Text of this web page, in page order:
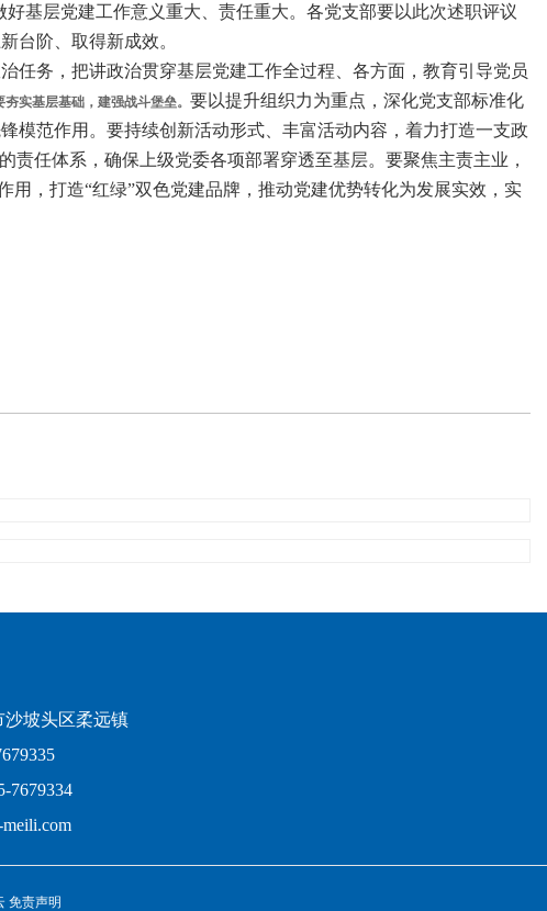
基层党建工作意义重大、责任重大。各党支部要以此次述职评议
台阶、取得新成效。
任务，把讲政治贯穿基层党建工作全过程、各方面，教育引导党员
夯实基层基础，建强战斗堡垒。 要以提升组织力为重点，深化党支部标准化
模范作用。要持续创新活动形式、丰富活动内容，着力打造一支政
任体系，确保上级党委各项部署穿透至基层。要聚焦主责主业，
用，打造“红绿”双色党建品牌，推动党建优势转化为发展实效，实
坡头区柔远镇
7679334
免责声明